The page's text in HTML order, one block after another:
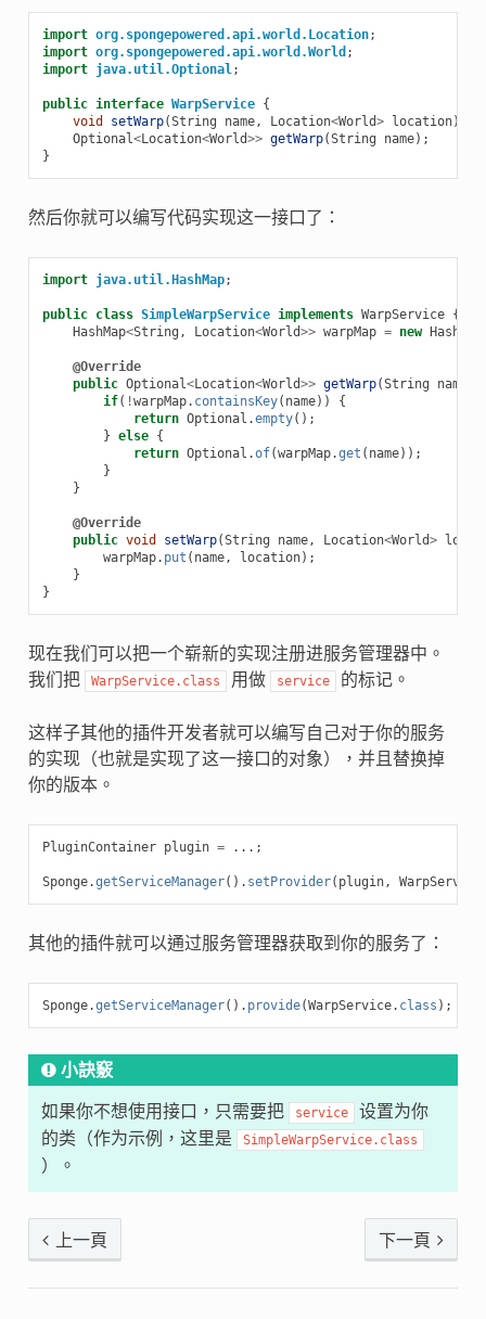
import org.spongepowered.api.world.Location;
import org.spongepowered.api.world.World ;
import java.util.Optional;
public interface WarpService {
void
setWarp(String name, Location<World> location);
Optional<Location<World>> getWarp(String name);
}
然后你就可以编写代码实现这一接口了：
import java.util.HashMap;
public class SimpleWarpService implements WarpService {
HashMap<String , Location<World>> warpMap = new HashMap
@Override
public Optional<Location<World>> getWarp(String name
if( !warpMap. containsKey( name))
{
return Optional .empty();
} else {
return Optional .of(warpMap.get ( name));
}
}
@Override
public void setWarp(String name, Location<World>
warpMap. put ( name, location);
}
}
现在我们可以把一个崭新的实现注册进服务管理器中。
我们把
WarpService.class 用做 service 的标记。
这样子其他的插件开发者就可以编写自己对于你的服务
的实现（也就是实现了这一接口的对象），并且替换掉
你的版本。
PluginContainer plugin = ...;
Sponge.getServiceManager(). setProvider( plugin, WarpService
其他的插件就可以通过服务管理器获取到你的服务了：
Sponge.getServiceManager(). provide(WarpService. class );
小訣竅
如果你不想使用接口，只需要把 service
设置为你
的类（作为示例，这里是
SimpleWarpService.class
）。
下一頁
上一頁